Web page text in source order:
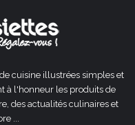
cuisine illustrées simples et
à l'honneur les produits de
des actualités culinaires et
...